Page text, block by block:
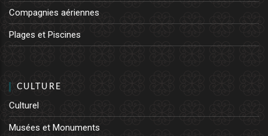
Compagnies aériennes
Plages et Piscines
CULTURE
Culturel
Musées et Monuments